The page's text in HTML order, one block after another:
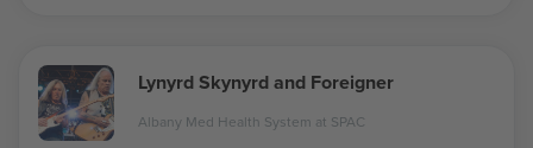
Lynyrd Skynyrd and Foreigner
Albany Med Health System at SPAC